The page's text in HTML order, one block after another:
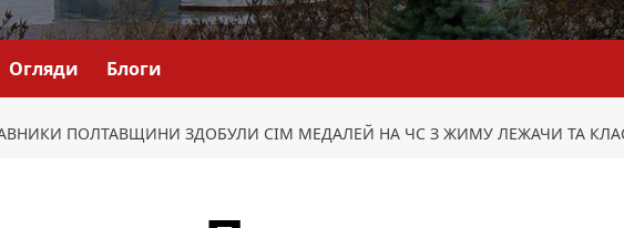
Огляди Блоги
ПОЛТАВЩИНИ ЗДОБУЛИ СІМ МЕДАЛЕЙ НА ЧС З ЖИМУ ЛЕЖАЧИ ТА